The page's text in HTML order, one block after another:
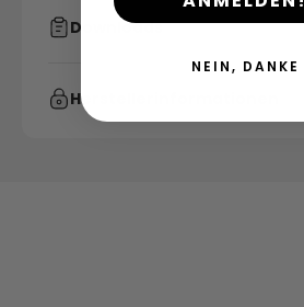
Downloads
Herstellerinformationen
NEIN, DANKE